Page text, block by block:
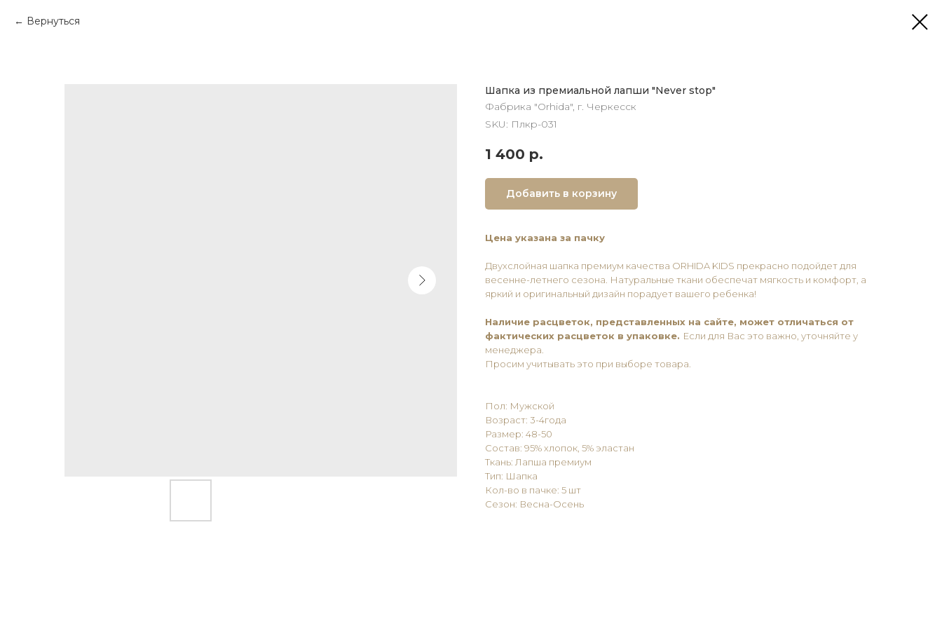
Вернуться
Шапка из премиальной лапши "Never stop"
Фабрика "Orhida", г. Черкесск
SKU: Плкр-031
1 400 р.
Добавить в корзину
Цена указана за пачку
Двухслойная шапка премиум качества ORHIDA KIDS прекрасно подойдет для
весенне-летнего сезона. Натуральные ткани обеспечат мягкость и комфорт, а
яркий и оригинальный дизайн порадует вашего ребенка!
Наличие расцветок, представленных на сайте, может отличаться от
фактических расцветок в упаковке. Если для Вас это важно, уточняйте у
менеджера.
Просим учитывать это при выборе товара.
Пол: Мужской
Возраст: 3-4года
Размер: 48-50
Состав: 95% хлопок, 5% эластан
Ткань: Лапша премиум
Тип: Шапка
Кол-во в пачке: 5 шт
Сезон: Весна-Осень